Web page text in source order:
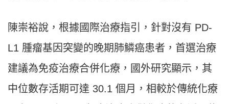
陳崇裕說，根據國際治療指引，針對沒有 PD-
L1 腫瘤基因突變的晚期肺鱗癌患者，首選治療
建議為免疫治療合併化療，國外研究顯示，其
中位數存活期可達 30.1 個月，相較於傳統化療